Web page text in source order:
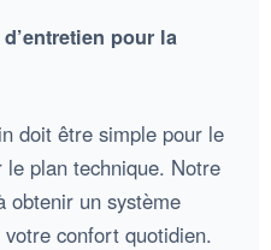
pour la
doit être simple pour le
plan technique. Notre
obtenir un système
confort quotidien.